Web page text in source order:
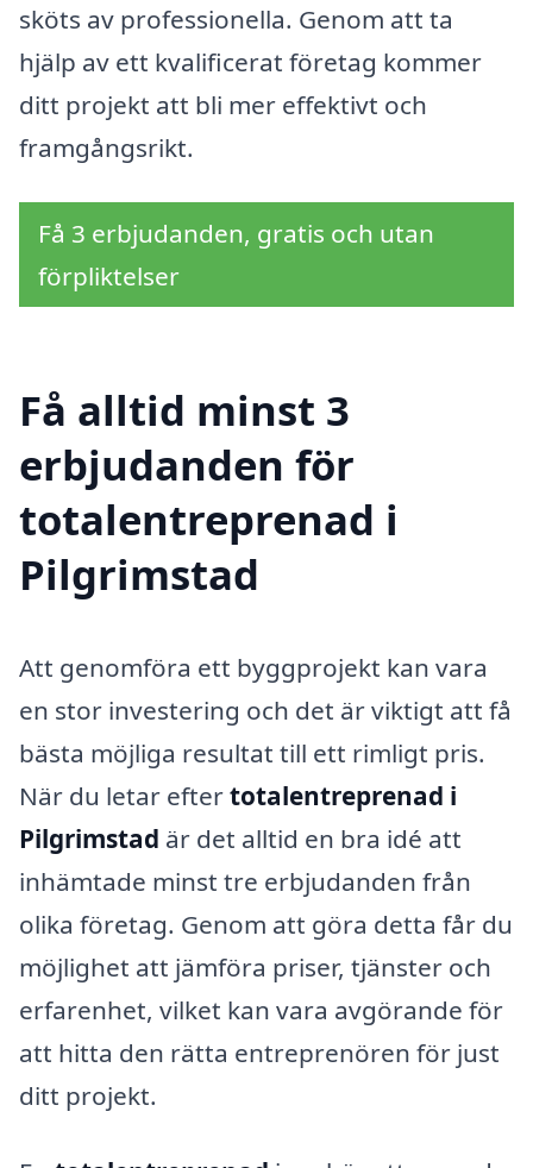
sköts av professionella. Genom att ta
hjälp av ett kvalificerat företag kommer
ditt projekt att bli mer effektivt och
framgångsrikt.
Få 3 erbjudanden, gratis och utan
förpliktelser
Få alltid minst 3
erbjudanden för
totalentreprenad i
Pilgrimstad
Att genomföra ett byggprojekt kan vara
en stor investering och det är viktigt att få
bästa möjliga resultat till ett rimligt pris.
När du letar eftertotalentreprenad i
Pilgrimstad är det alltid en bra idé att
inhämtade minst tre erbjudanden från
olika företag. Genom att göra detta får du
möjlighet att jämföra priser, tjänster och
erfarenhet, vilket kan vara avgörande för
att hitta den rätta entreprenören för just
ditt projekt.